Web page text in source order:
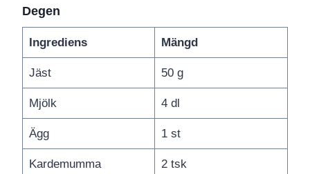
Degen
Ingrediens Mängd
Jäst 50 g
Mjölk 4 dl
Ägg 1 st
Kardemumma 2 tsk